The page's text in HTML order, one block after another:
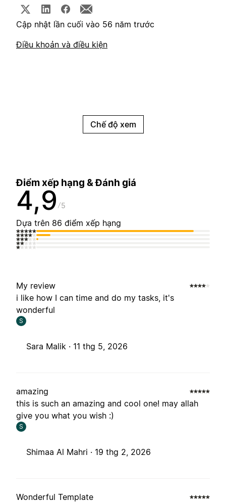
Cập nhật lần cuối vào 56 năm trước
Điều khoản và điều kiện
Chế độ xem
Điểm xếp hạng & Đánh giá
4,9 5
Dựa trên 86 điểm xếp hạng
My review
i like how I can time and do my tasks, it's
wonderful
S
Sara Malik · 11 thg 5, 2026
amazing
this is such an amazing and cool one! may allah
give you what you wish :)
S
Shimaa Al Mahri · 19 thg 2, 2026
Wonderful Template